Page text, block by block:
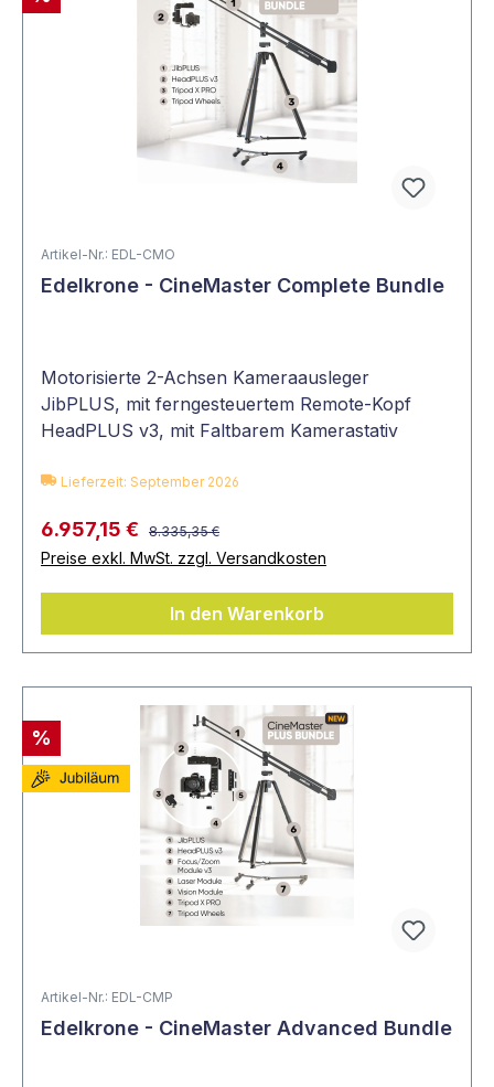
Artikel-Nr.: EDL-CMO
Edelkrone - CineMaster Complete Bundle
Motorisierte 2-Achsen Kameraausleger
JibPLUS, mit ferngesteuertem Remote-Kopf
HeadPLUS v3, mit Faltbarem Kamerastativ
Lieferzeit: September 2026
6.957,15 € 8.335,35 €
Preise exkl. MwSt. zzgl. Versandkosten
In den Warenkorb
%
Artikel-Nr.: EDL-CMP
Edelkrone - CineMaster Advanced Bundle